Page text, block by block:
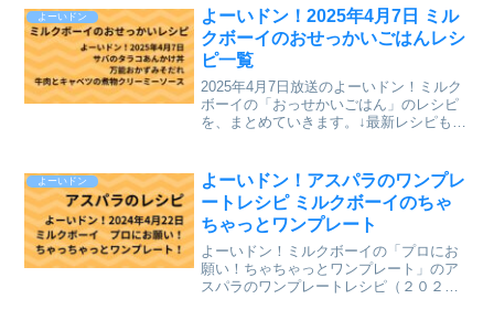
ーイのプロにお願い ちゃちゃっとワン
プレート」のレ...
よーいドン
よーいドン！2025年4月7日 ミル
クボーイのおせっかいごはんレシ
ピ一覧
2025年4月7日放送のよーいドン！ミルク
ボーイの「おっせかいごはん」のレシピ
を、まとめていきます。↓最新レシピも含
ーイのプロにお願い ちゃちゃっとワン
プレート」のレシピ...
よーいドン
よーいドン！アスパラのワンプレ
ートレシピ ミルクボーイのちゃ
ちゃっとワンプレート
よーいドン！ミルクボーイの「プロにお
願い！ちゃちゃっとワンプレート」のア
スパラのワンプレートレシピ（２０２４